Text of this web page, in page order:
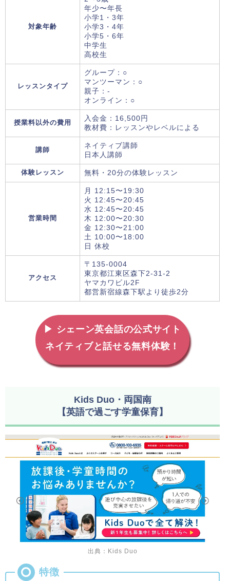
対象年齢
年少〜年長
小学1・3年
小学3・4年
小学5・6年
中学生
高校生
レッスンタイプ
グループ：○
マンツーマン：○
親子：-
オンライン：○
授業料以外の費用
入会金：16,500円
教材費：レッスンやレベルによる
講師
ネイティブ講師
日本人講師
体験レッスン 無料・20分の体験レッスン
営業時間
月 12:15〜19:30
火 12:45〜20:45
水 12:45〜20:45
木 12:00〜20:30
金 12:30〜21:00
土 10:00〜18:00
日 休校
アクセス
〒135-0004
東京都江東区森下2-31-2
ヤマカワビル2F
都営新宿線森下駅より徒歩2分
▶ シェーン英会話の公式サイト
ネイティブと話せる無料体験！
Kids Duo・両国南
【英語で過ごす学童保育】
出典：Kids Duo